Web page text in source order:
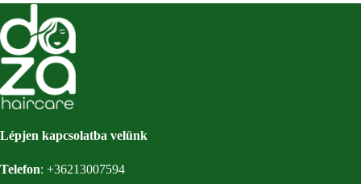
Lépjen kapcsolatba velünk
Telefon: +36213007594